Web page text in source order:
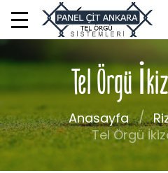
Tel Örgü
Anasayfa
Tel Örgü